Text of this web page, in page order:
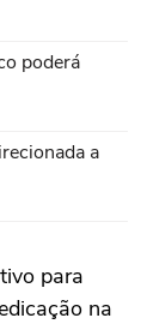
poderá
a
para
na